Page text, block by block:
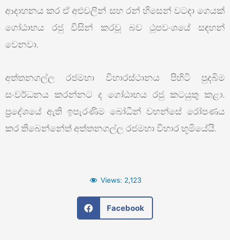
ආදාහනය කර ඒ අළුවලින් සහ රන් හිසෙන් වටදා ගෙයක්
ගෝඨාභය රජු විසින් කරවූ බව ථූපවංශයේ සඳහන්
වෙනවා.
අත්තනගල්ල රජමහා විහාරස්ථානය පිහිටි පුදබිම
සංවර්ධනය කරන්නට ද ගෝඨාභය රජු කටයුතු කළා.
ප්‍රදේශයේ ඇති ඉපැරණිම බෝධීන් වහන්සේ රෝපණය
කර තිබෙන්නේත් අත්තනගල්ල රජමහා විහාර භූමියේයි.
Views: 2,123
Facebook